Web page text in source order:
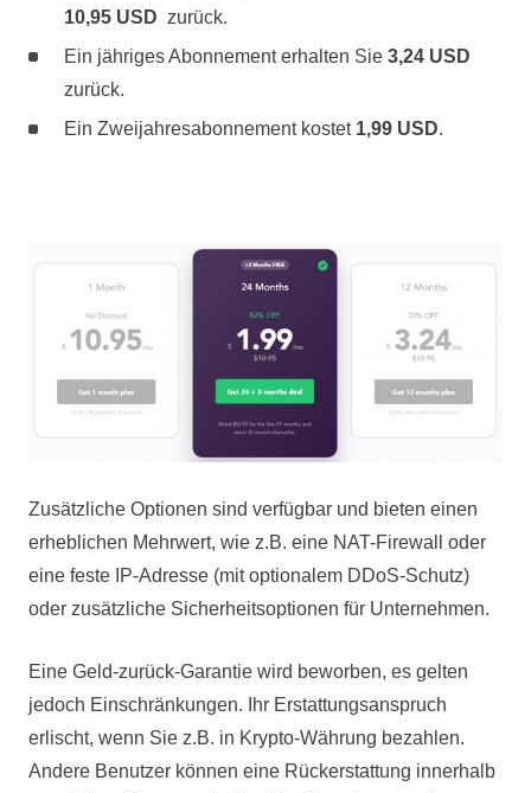
10,95 USD zurück.
Ein jähriges Abonnement erhalten Sie 3,24 USD
zurück.
Ein Zweijahresabonnement kostet 1,99 USD.
Zusätzliche Optionen sind verfügbar und bieten einen
erheblichen Mehrwert, wie z.B. eine NAT-Firewall oder
eine feste IP-Adresse (mit optionalem DDoS-Schutz)
oder zusätzliche Sicherheitsoptionen für Unternehmen.
Eine Geld-zurück-Garantie wird beworben, es gelten
jedoch Einschränkungen. Ihr Erstattungsanspruch
erlischt, wenn Sie z.B. in Krypto-Währung bezahlen.
Andere Benutzer können eine Rückerstattung innerhalb